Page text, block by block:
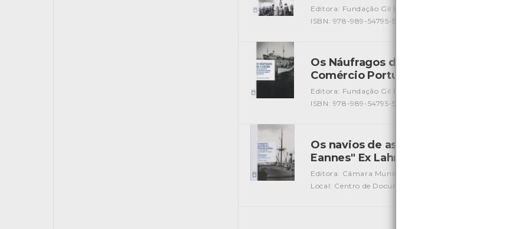
Editora: Fundação Gil Eannes
ISBN: 978-989-54795-5-9
Os Náufragos da II Guerra - salvos por
Comércio Portuguesas - Tomo II
Editora: Fundação Gil Eannes
ISBN: 978-989-54795-5-9
Os navios de assistência à frota
Eannes" Ex Lahneck. Tomo I
Editora: Câmara Municipal de Viana do Castelo
Local: Centro de Documentação do Mar